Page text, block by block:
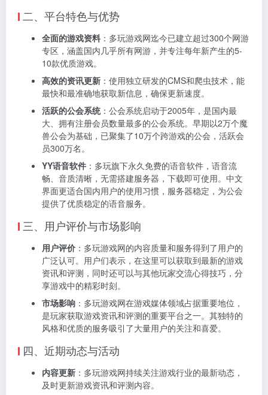
二、平台特色与优势
全面的游戏资料 ：多玩游戏网迄今已建立超过300个网游
专区，涵盖国内几乎所有网游，并专注每年新产生的5-
10款优质游戏。
高效的资讯更新 ：使用独立研发的CMS和爬虫技术，能
最快和最准确地获取新信息，确保更新速度。
活跃的公会系统：公会系统启动于2005年，是国内最
大、拥有注册会员数量最多的公会系统。早期以2万个魔
兽公会为基础，已聚集了10万个跨游戏的公会，活跃会
员300万名。
YY语音软件 ：多玩旗下永久免费的语音软件，语音流
畅、音质清晰，无需搭建服务器，下载即可使用。中文
界面更适合国内用户的使用习惯，服务器稳定，为公会
提供了优质稳定的语音服务。
三、用户评价与市场影响
用户评价 ：多玩游戏网的内容质量和服务得到了用户的
广泛认可。用户们表示，在这里可以获取到最新的游戏
资讯和评测，同时还可以与其他玩家交流心得技巧，分
享游戏中的精彩时刻。
市场影响 ：多玩游戏网在游戏媒体领域占据重要地位，
是玩家获取游戏资讯和评测的重要平台之一。其独特的
风格和优质的服务吸引了大量用户的关注和喜爱。
四、近期动态与活动
内容更新 ：多玩游戏网持续关注游戏行业的最新动态，
及时更新游戏资讯和评测内容。